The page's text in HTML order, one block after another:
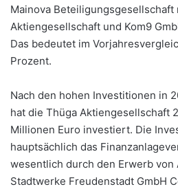
Mainova Beteiligungsgesellschaft
Aktiengesellschaft und Kom9
Das bedeutet im
Prozent.
Nach den hohen Investitionen in
hat die Thüga Aktiengesellschaft
Millionen Euro investiert. Die
hauptsächlich das
wesentlich durch den Erwerb von
Stadtwerke Freudenstadt GmbH